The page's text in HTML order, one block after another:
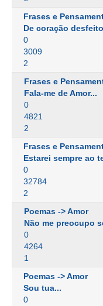
Frases e
De coração
0
3009
2
Frases e
Fala-me de Amor...
0
4821
2
Frases e
Estarei sempre ao
0
32784
2
Poemas -> Amor
Não me preocupo
0
4264
1
Poemas -> Amor
Sou tua...
0